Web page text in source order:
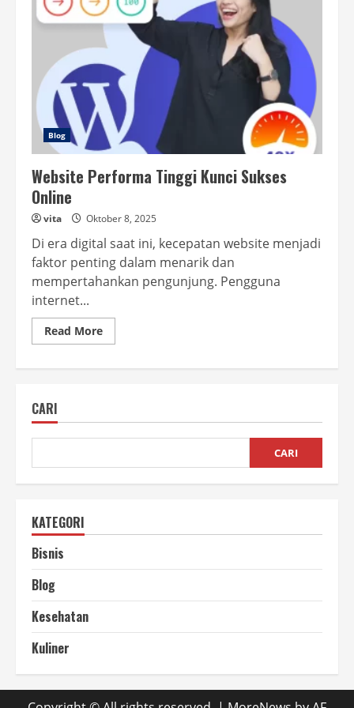
Blog
Website Performa Tinggi Kunci Sukses
Online
vita Oktober 8, 2025
Di era digital saat ini, kecepatan website menjadi
faktor penting dalam menarik dan
mempertahankan pengunjung. Pengguna
internet...
Read MoreRead
more
Online
CARI
CARI
KATEGORI
Bisnis
Blog
Kesehatan
Kuliner